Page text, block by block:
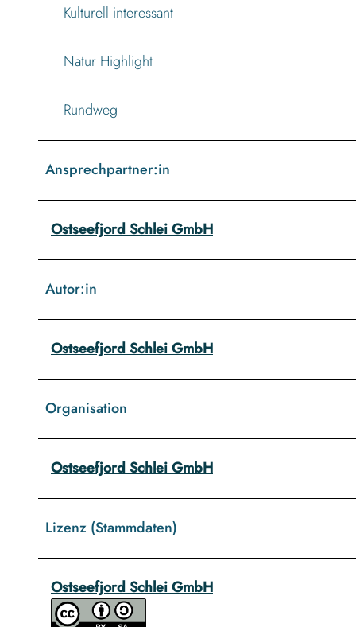
Kulturell interessant
Natur Highlight
Rundweg
Ansprechpartner:in
Ostseefjord Schlei GmbH
Autor:in
Ostseefjord Schlei GmbH
Organisation
Ostseefjord Schlei GmbH
Lizenz (Stammdaten)
Ostseefjord Schlei GmbH